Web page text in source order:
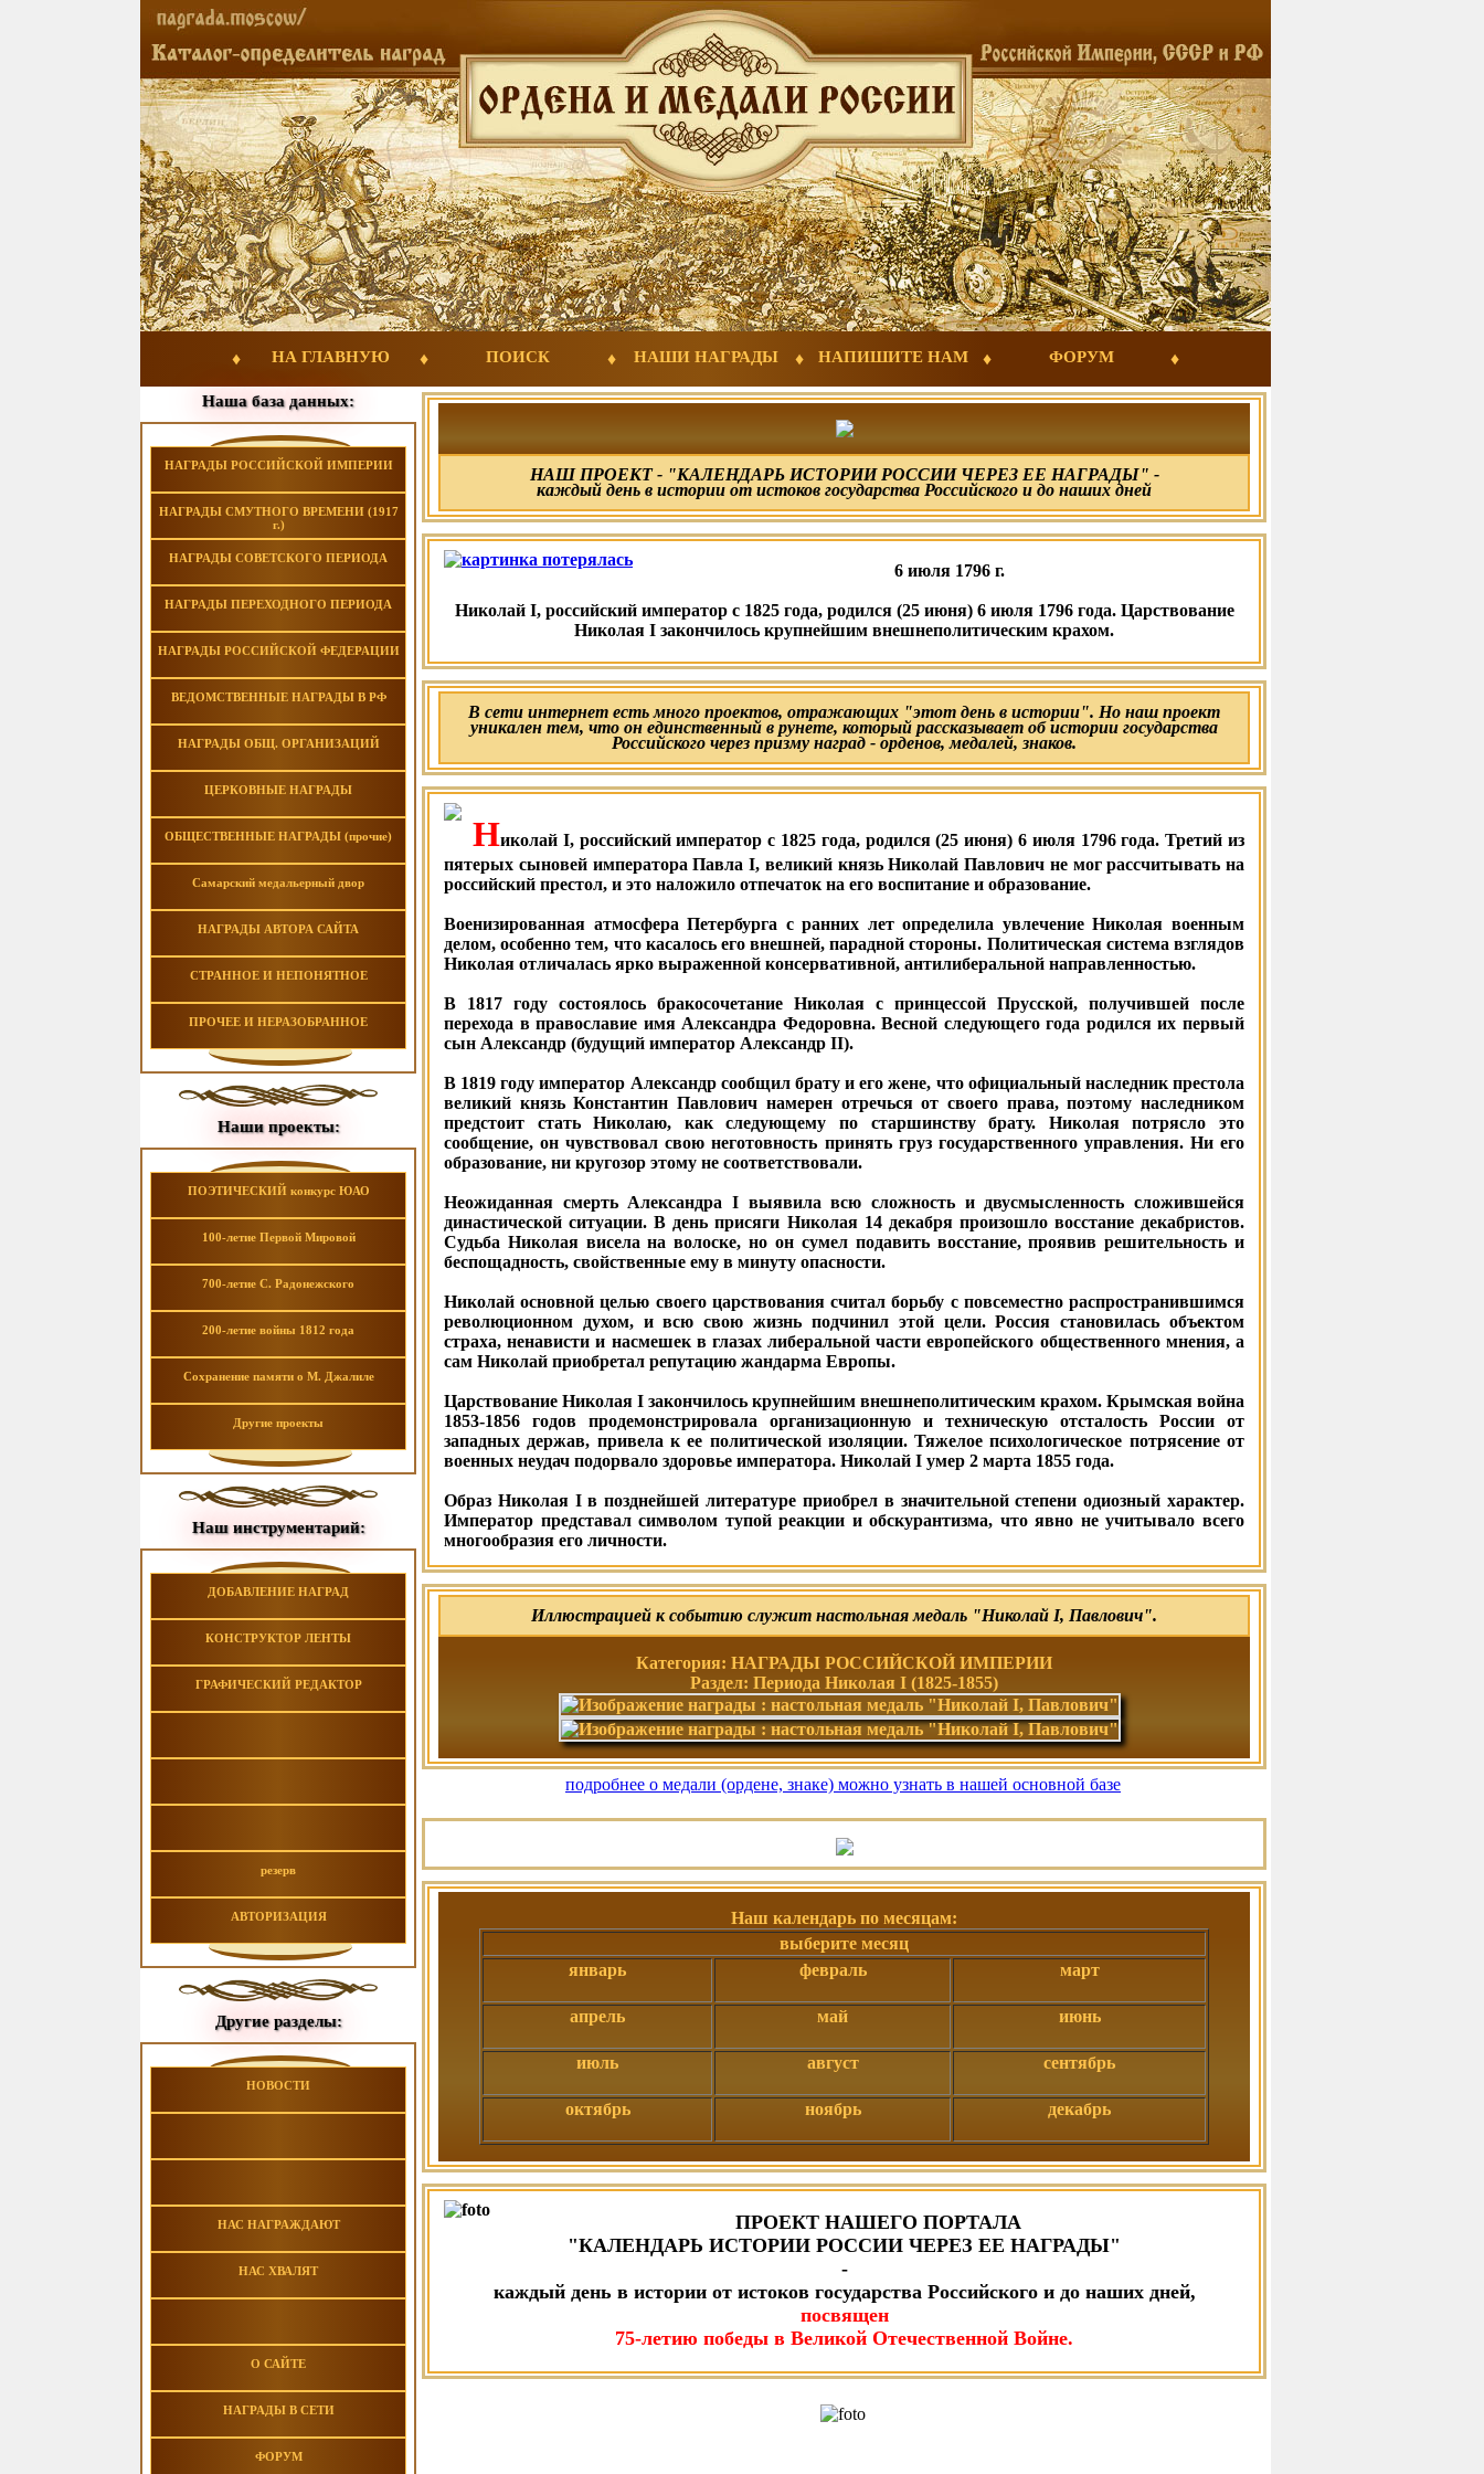
НА ГЛАВНУЮ ПОИСК НАШИ НАГРАДЫ НАПИШИТЕ НАМ ФОРУМ
Наша база данных:
НАГРАДЫ РОССИЙСКОЙ ИМПЕРИИ
НАГРАДЫ СМУТНОГО ВРЕМЕНИ (1917
г.)
НАГРАДЫ СОВЕТСКОГО ПЕРИОДА
НАГРАДЫ ПЕРЕХОДНОГО ПЕРИОДА
НАГРАДЫ РОССИЙСКОЙ ФЕДЕРАЦИИ
ВЕДОМСТВЕННЫЕ НАГРАДЫ В РФ
НАГРАДЫ ОБЩ. ОРГАНИЗАЦИЙ
ЦЕРКОВНЫЕ НАГРАДЫ
ОБЩЕСТВЕННЫЕ НАГРАДЫ (прочие)
Самарский медальерный двор
НАГРАДЫ АВТОРА САЙТА
СТРАННОЕ И НЕПОНЯТНОЕ
ПРОЧЕЕ И НЕРАЗОБРАННОЕ
Наши проекты:
ПОЭТИЧЕСКИЙ конкурс ЮАО
100-летие Первой Мировой
700-летие С. Радонежского
200-летие войны 1812 года
Сохранение памяти о М. Джалиле
Другие проекты
Наш инструментарий:
ДОБАВЛЕНИЕ НАГРАД
КОНСТРУКТОР ЛЕНТЫ
ГРАФИЧЕСКИЙ РЕДАКТОР
резерв
АВТОРИЗАЦИЯ
Другие разделы:
НОВОСТИ
НАС НАГРАЖДАЮТ
НАС ХВАЛЯТ
О САЙТЕ
НАГРАДЫ В СЕТИ
ФОРУМ
НАШ ПРОЕКТ - "КАЛЕНДАРЬ ИСТОРИИ РОССИИ ЧЕРЕЗ ЕЕ НАГРАДЫ" -
каждый день в истории от истоков государства Российского и до наших дней
6 июля 1796 г.
Николай I, российский император с 1825 года, родился (25 июня) 6 июля 1796 года. Царствование
Николая I закончилось крупнейшим внешнеполитическим крахом.
В сети интернет есть много проектов, отражающих "этот день в истории". Но наш проект
уникален тем, что он единственный в рунете, который рассказывает об истории государства
Российского через призму наград - орденов, медалей, знаков.
Николай I, российский император с 1825 года, родился (25 июня) 6 июля 1796 года. Третий из
пятерых сыновей императора Павла I, великий князь Николай Павлович не мог рассчитывать на
российский престол, и это наложило отпечаток на его воспитание и образование.
Военизированная атмосфера Петербурга с ранних лет определила увлечение Николая военным
делом, особенно тем, что касалось его внешней, парадной стороны. Политическая система взглядов
Николая отличалась ярко выраженной консервативной, антилиберальной направленностью.
В 1817 году состоялось бракосочетание Николая с принцессой Прусской, получившей после
перехода в православие имя Александра Федоровна. Весной следующего года родился их первый
сын Александр (будущий император Александр II).
В 1819 году император Александр сообщил брату и его жене, что официальный наследник престола
великий князь Константин Павлович намерен отречься от своего права, поэтому наследником
предстоит стать Николаю, как следующему по старшинству брату. Николая потрясло это
сообщение, он чувствовал свою неготовность принять груз государственного управления. Ни его
образование, ни кругозор этому не соответствовали.
Неожиданная смерть Александра I выявила всю сложность и двусмысленность сложившейся
династической ситуации. В день присяги Николая 14 декабря произошло восстание декабристов.
Судьба Николая висела на волоске, но он сумел подавить восстание, проявив решительность и
беспощадность, свойственные ему в минуту опасности.
Николай основной целью своего царствования считал борьбу с повсеместно распространившимся
революционном духом, и всю свою жизнь подчинил этой цели. Россия становилась объектом
страха, ненависти и насмешек в глазах либеральной части европейского общественного мнения, а
сам Николай приобретал репутацию жандарма Европы.
Царствование Николая I закончилось крупнейшим внешнеполитическим крахом. Крымская война
1853-1856 годов продемонстрировала организационную и техническую отсталость России от
западных держав, привела к ее политической изоляции. Тяжелое психологическое потрясение от
военных неудач подорвало здоровье императора. Николай I умер 2 марта 1855 года.
Образ Николая I в позднейшей литературе приобрел в значительной степени одиозный характер.
Император представал символом тупой реакции и обскурантизма, что явно не учитывало всего
многообразия его личности.
Иллюстрацией к событию служит настольная медаль "Николай I, Павлович".
Категория: НАГРАДЫ РОССИЙСКОЙ ИМПЕРИИ
Раздел: Периода Николая I (1825-1855)
подробнее о медали (ордене, знаке) можно узнать в нашей основной базе
Наш календарь по месяцам:
выберите месяц
январь
февраль март
апрель май июнь
июль август сентябрь
октябрь ноябрь декабрь
ПРОЕКТ НАШЕГО ПОРТАЛА
"КАЛЕНДАРЬ ИСТОРИИ РОССИИ ЧЕРЕЗ ЕЕ НАГРАДЫ"
-
каждый день в истории от истоков государства Российского и до наших дней,
посвящен
75-летию победы в Великой Отечественной Войне.